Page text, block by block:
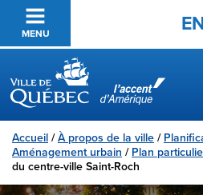
Passer au contenu principal
MENU
Ville de Québec
Accueil /À propos de la ville /
Aménagement urbain / Plan
du centre-ville Saint-Roch